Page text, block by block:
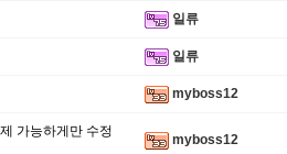
일류
일류
myboss12
가능하게만 수정
myboss12